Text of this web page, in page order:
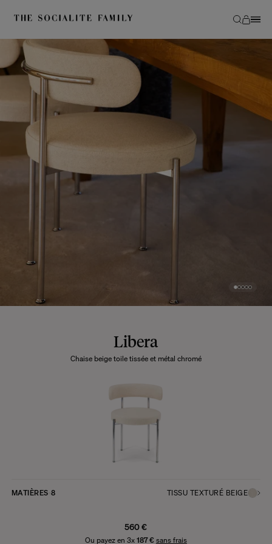
Libera
Chaise beige toile tissée et métal chromé
MATIÈRES 8 TISSU TEXTURÉ BEIGE
560 €
Ou payez en 3x 187 € sans frais